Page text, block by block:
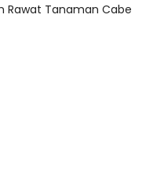
Rawat Tanaman Cabe